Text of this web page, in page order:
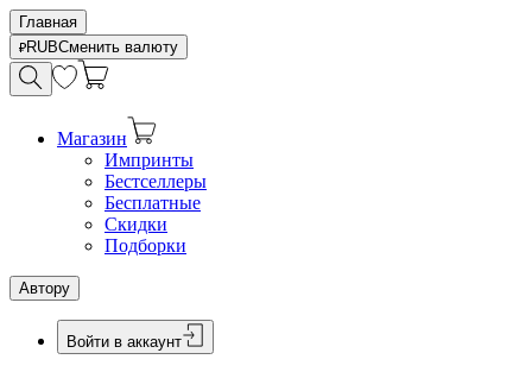
Главная
RUBСменить валюту
Магазин
Импринты
Бестселлеры
Бесплатные
Скидки
Подборки
Автору
Войти в аккаунт